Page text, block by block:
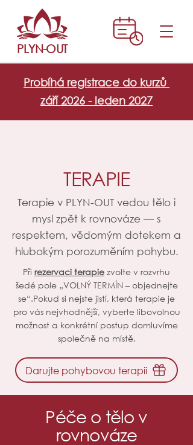
PLYN-OUT
Probíhá registrace do kurzů
září 2026 - leden 2027
TERAPIE
Terapie v PLYN-OUT vedou tělo i
mysl zpět k rovnováze — s
respektem, vědomým dotekem a
hlubokým porozuměním pohybu.
Při rezervaci terapie zvolte v rozvrhu
šedé pole „VOLNÝ TERMÍN – objednejte
se“.Pokud si nejste jistí, která terapie je
pro vás nejvhodnější, vyberte libovolnou
možnost a konkrétní postup domluvíme
společně na místě.
Darujte pohybovou terapii
Péče o tělo v
rovnováze